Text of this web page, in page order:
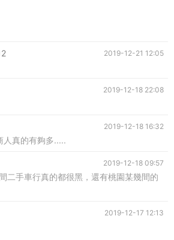
2019-12-21 12:05
2019-12-18 22:08
2019-12-18 16:32
人真的有夠多.....
2019-12-18 09:57
二手車行真的都很黑，還有桃園某幾間的
2019-12-17 12:13